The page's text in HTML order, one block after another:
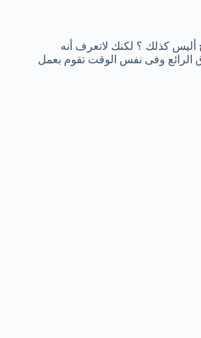
أليس كذلك ؟ لكنك لاتعرف أنه
الرائع وفى نفس الوقت تقوم بعمل